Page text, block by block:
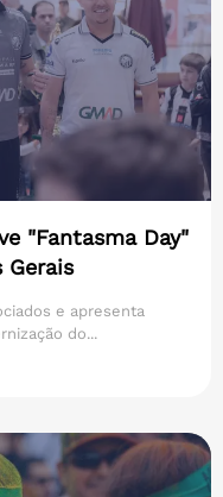
"Fantasma Day"
Gerais
e apresenta
do...